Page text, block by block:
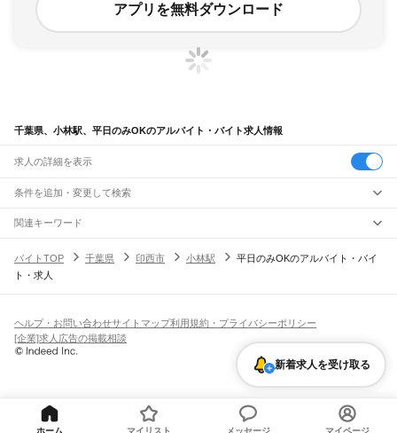
アプリを無料ダウンロード
千葉県、小林駅、平日のみOKのアルバイト・バイト求人情報
求人の詳細を表示
条件を追加・変更して検索
市区町村を追加・変更
千葉県すべて
千葉市
旭市習志野市柏市勝浦市市原市流山市八千代市我孫子市鴨川市鎌ケ谷市
君津市富津市浦安市 印西市白井市富里市南房総市
匝瑳市香取市 印旛郡 香取郡山武郡 長生郡夷隅郡
駅を追加・変更
JR中央・総武線
市川駅本八幡駅下総中山駅 津田沼駅幕張本郷駅幕張駅
新検見川駅
南酒々井駅
日向駅 横芝駅飯倉駅 干潟駅
飯岡駅倉橋駅 松岸駅銚子駅
職種を追加・変更
飲食・フードサービスすべて
ホールスタッフキッチンスタッフ
パン屋（ベーカリー）
バー（BAR）・バーテンダー
飲食店（店長・マネージャー）
営業テレフォンアポインター（テレアポ） ルートセールス
フードカウンター販売員
アパレル
家電量販店・携帯販売（携帯ショップ）
人気
日払いOK高校生歓迎 髪型・髪色自由
留学生・外国人活躍中
シフト
土日祝のみOK
平日のみOK 週1日からOK 週2・3日からOK 週4日以上OK
雇用形態を追加・変更
派遣社員
業務委託
関連キーワード
バイトTOP
千葉県 印西市 小林駅
平日のみOKのアルバイト・バイ
ト・求人
新着求人を受け取る
ヘルプ・お問い合わせサイトマップ利用規約・プライバシーポリシー
[企業]求人広告の掲載相談
ホーム マイリスト メッセージ マイページ